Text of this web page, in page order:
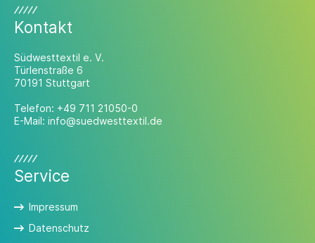
Kontakt
Südwesttextil e. V.
Türlenstraße 6
70191 Stuttgart
Telefon: +49 711 21050-0
E-Mail: info@suedwesttextil.de
Service
Impressum
Datenschutz